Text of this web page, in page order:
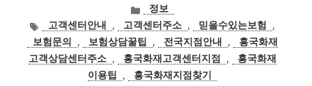
카
테
고
리
정보
태
그
고객센터안내 , 고객센터주소 , 믿을수있는보험
,
보험문의
, 보험상담꿀팁 , 전국지점안내 ,
흥국화재
고객상담센터주소 , 흥국화재고객센터지점 ,
흥국화재
이용팁
, 흥국화재지점찾기